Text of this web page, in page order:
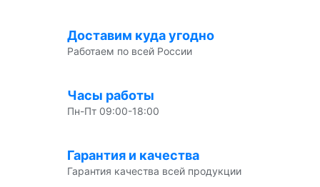
Доставим куда угодно
Работаем по всей России
Часы работы
Пн-Пт 09:00-18:00
Гарантия и качества
Гарантия качества всей продукции